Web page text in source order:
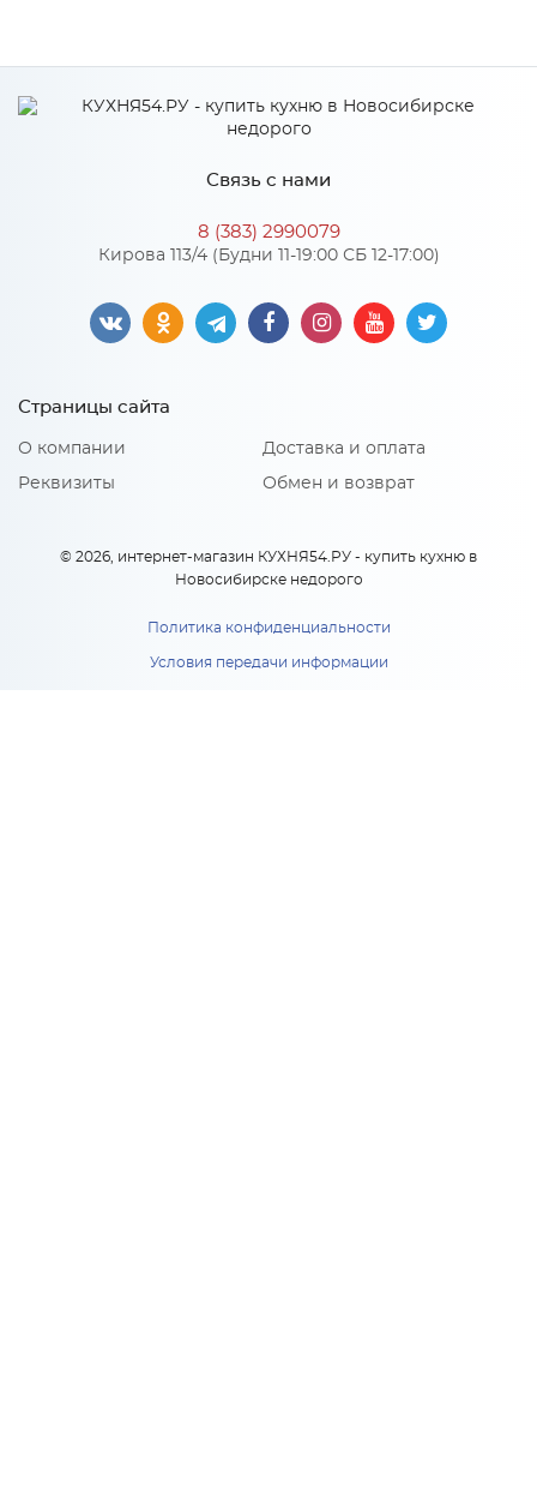
Связь с нами
8 (383) 2990079
Кирова 113/4 (Будни 11-19:00 СБ 12-17:00)
Страницы сайта
О компании
Реквизиты
Доставка и оплата
Обмен и возврат
© 2026, интернет-магазин КУХНЯ54.РУ - купить кухню в
Новосибирске недорого
Политика конфиденциальности
Условия передачи информации